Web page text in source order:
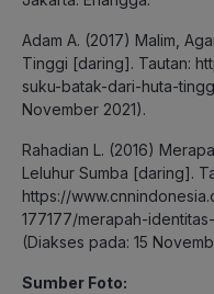
Adam A. (2017) Malim,
Tinggi [daring]. Tautan:
suku-batak-dari-huta-
November 2021).
Rahadian L. (2016)
Leluhur Sumba [daring].
https://
177177/merapah-
(Diakses pada: 15
Sumber Foto: